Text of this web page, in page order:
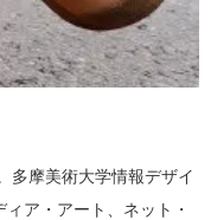
多摩美術大学情報デザイ
ア・アート、ネット・